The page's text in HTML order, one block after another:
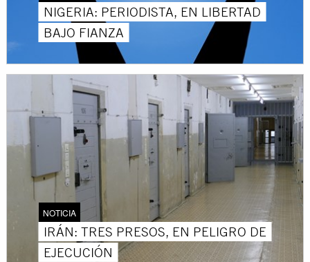
NIGERIA: PERIODISTA, EN LIBERTAD
BAJO FIANZA
NOTICIA
IRÁN: TRES PRESOS, EN PELIGRO DE
EJECUCIÓN